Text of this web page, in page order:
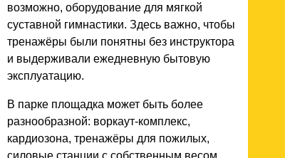
возможно, оборудование для мягкой
суставной гимнастики. Здесь важно, чтобы
тренажёры были понятны без инструктора
и выдерживали ежедневную бытовую
эксплуатацию.
В парке площадка может быть более
разнообразной: воркаут-комплекс,
кардиозона, тренажёры для пожилых,
силовые станции с собственным весом,